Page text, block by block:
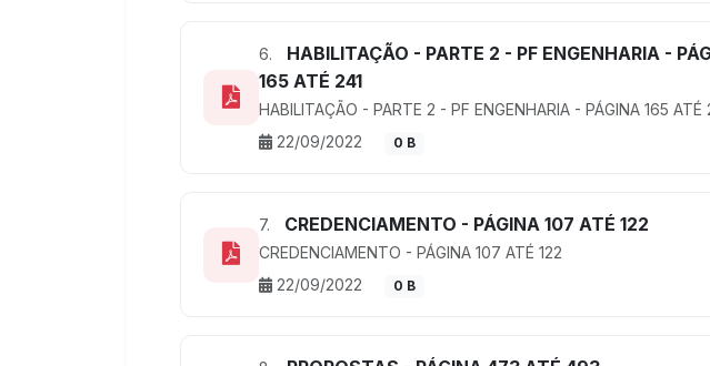
6.
HABILITAÇÃO - PARTE 2 - PF ENGENHARIA -
165 ATÉ 241
HABILITAÇÃO - PARTE 2 - PF ENGENHARIA - PÁGINA 165 ATÉ
22/09/2022
0 B
7. CREDENCIAMENTO - PÁGINA 107 ATÉ 122
CREDENCIAMENTO - PÁGINA 107 ATÉ 122
22/09/2022
0 B